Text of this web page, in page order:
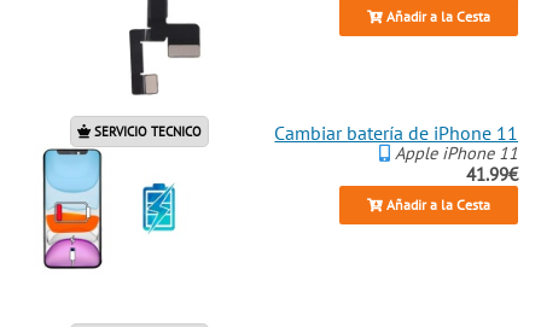
Añadir a la Cesta
SERVICIO TECNICO Cambiar batería de iPhone 11
Apple iPhone 11
41.99€
Añadir a la Cesta